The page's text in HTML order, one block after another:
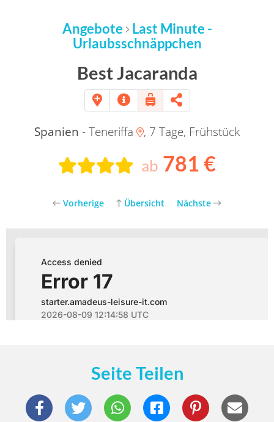
Angebote
Last Minute -
Urlaubsschnäppchen
Best Jacaranda
Spanien - Teneriffa , 7 Tage, Frühstück
ab 781 €
Vorherige Übersicht Nächste
Seite Teilen